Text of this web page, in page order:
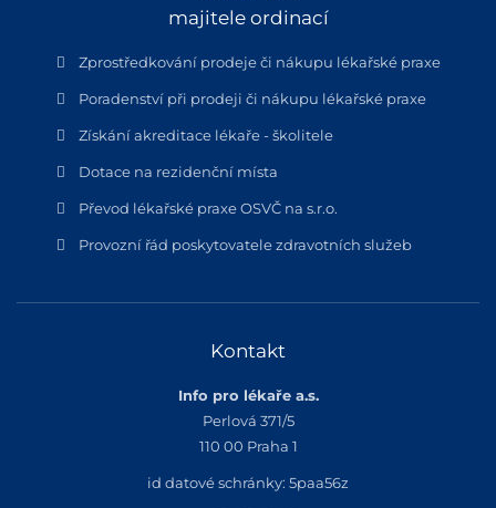
majitele ordinací
Zprostředkování prodeje či nákupu lékařské praxe
Poradenství při prodeji či nákupu lékařské praxe
Získání akreditace lékaře - školitele
Dotace na rezidenční místa
Převod lékařské praxe OSVČ na s.r.o.
Provozní řád poskytovatele zdravotních služeb
Kontakt
Info pro lékaře a.s.
Perlová 371/5
110 00 Praha 1
id datové schránky: 5paa56z